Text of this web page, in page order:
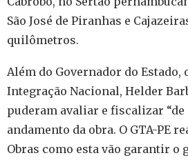
São José de Piranhas e
quilômetros.
Além do Governador do
Integração Nacional, Helder
puderam avaliar e fiscalizar “de
andamento da obra. O GTA-PE
Obras como esta vão garantir o